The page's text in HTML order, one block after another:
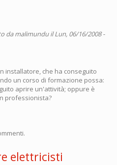
damalimunduil Lun, 06/16/2008 -
installatore, che ha conseguito
un corso di formazione possa:
aprire un'attività; oppure è
professionista?
elettricisti